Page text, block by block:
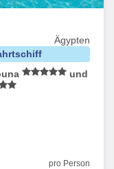
Ägypten
und
pro Person